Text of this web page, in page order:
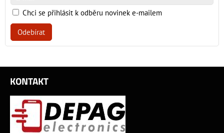
Chci se přihlásit k odběru novinek e-mailem
Odebírat
KONTAKT